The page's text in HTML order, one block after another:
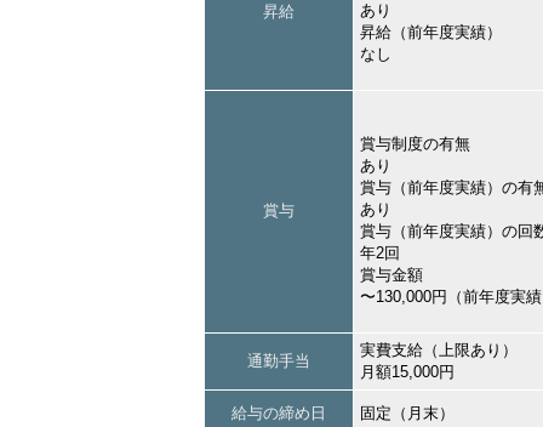
昇給
あり
昇給（前年度実績）
なし
賞与
賞与制度の有無
あり
賞与（前年度実績）の有
あり
賞与（前年度実績）の回
年2回
賞与金額
〜130,000円（前年度実
通勤手当
実費支給（上限あり）
月額15,000円
給与の締め日 固定（月末）